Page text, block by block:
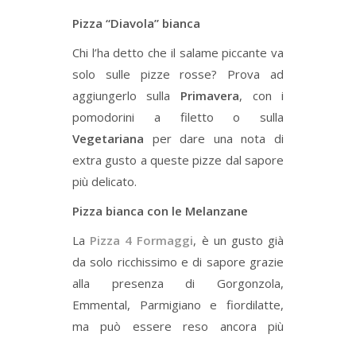
Pizza “Diavola” bianca
Chi l’ha detto che il salame piccante va
solo sulle pizze rosse? Prova ad
aggiungerlo sulla Primavera, con i
pomodorini a filetto o sulla
Vegetariana per dare una nota di
extra gusto a queste pizze dal sapore
più delicato.
Pizza bianca con le Melanzane
La Pizza 4 Formaggi, è un gusto già
da solo ricchissimo e di sapore grazie
alla presenza di Gorgonzola,
Emmental, Parmigiano e fiordilatte,
ma può essere reso ancora più